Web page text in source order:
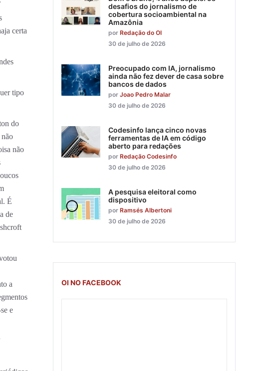
certa
tipo
do
não
É
de
a
e
desafios do jornalismo de
cobertura socioambiental na
Amazônia
por Redação do OI
30 de julho de 2026
Preocupado com IA, jornalismo
ainda não fez dever de casa sobre
bancos de dados
por Joao Pedro Malar
30 de julho de 2026
Codesinfo lança cinco novas
ferramentas de IA em código
aberto para redações
por Redação Codesinfo
30 de julho de 2026
A pesquisa eleitoral como
dispositivo
por Ramsés Albertoni
30 de julho de 2026
OI NO FACEBOOK